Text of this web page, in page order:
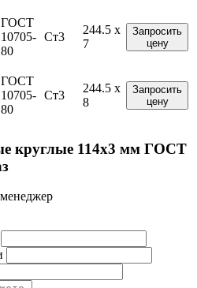
ГОСТ
10705-
80
Ст3
244.5 x
7
Запросить
цену
ГОСТ
10705-
80
Ст3
244.5 x
8
Запросить
цену
круглые 114x3 мм ГОСТ